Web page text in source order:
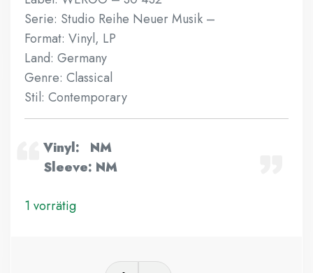
Serie: Studio Reihe Neuer Musik –
Format: Vinyl, LP
Land: Germany
Genre: Classical
Stil: Contemporary
Vinyl: NM
Sleeve: NM
1 vorrätig